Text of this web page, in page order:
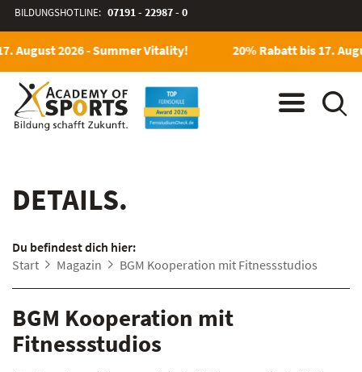
BILDUNGSHOTLINE: 07191 - 22987 - 0
August 2026 - Summer Vitality! 20% Rabatt bis 17.
DETAILS.
Du befindest dich hier:
Start
Magazin BGM Kooperation mit Fitnessstudios
BGM Kooperation mit
Fitnessstudios